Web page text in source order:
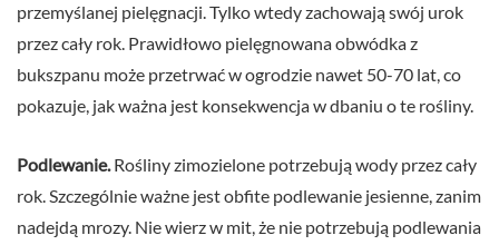
przemyślanej pielęgnacji. Tylko wtedy zachowają swój urok
przez cały rok. Prawidłowo pielęgnowana obwódka z
bukszpanu może przetrwać w ogrodzie nawet 50-70 lat, co
pokazuje, jak ważna jest konsekwencja w dbaniu o te rośliny.
Podlewanie. Rośliny zimozielone potrzebują wody przez cały
rok. Szczególnie ważne jest obfite podlewanie jesienne, zanim
nadejdą mrozy. Nie wierz w mit, że nie potrzebują podlewania